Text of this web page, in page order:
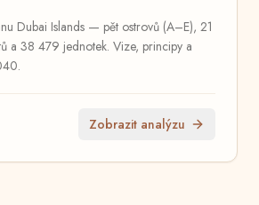
Dubai Islands — pět ostrovů (A–E), 21
a 38 479 jednotek. Vize, principy a
Zobrazit analýzu